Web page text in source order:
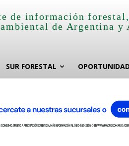
de información
de Argentina y
SUR FORESTAL